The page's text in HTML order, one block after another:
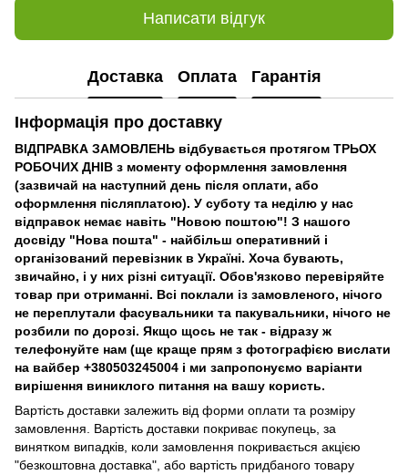
Написати відгук
Доставка Оплата Гарантія
Інформація про доставку
ВІДПРАВКА ЗАМОВЛЕНЬ відбувається протягом ТРЬОХ
РОБОЧИХ ДНІВ з моменту оформлення замовлення
(зазвичай на наступний день після оплати, або
оформлення післяплатою). У суботу та неділю у нас
відправок немає навіть "Новою поштою"! З нашого
досвіду "Нова пошта" - найбільш оперативний і
організований перевізник в Україні. Хоча бувають,
звичайно, і у них різні ситуації. Обов'язково перевіряйте
товар при отриманні. Всі поклали із замовленого, нічого
не переплутали фасувальники та пакувальники, нічого не
розбили по дорозі. Якщо щось не так - відразу ж
телефонуйте нам (ще краще прям з фотографією вислати
на вайбер +380503245004 і ми запропонуємо варіанти
вирішення виниклого питання на вашу користь.
Вартість доставки залежить від форми оплати та розміру
замовлення. Вартість доставки покриває покупець, за
винятком випадків, коли замовлення покривається акцією
"безкоштовна доставка", або вартість придбаного товару